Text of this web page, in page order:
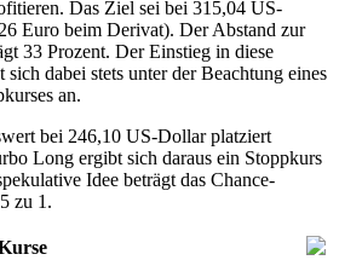
Das Ziel sei bei 315,04 US-
Euro beim Derivat). Der Abstand zur
33 Prozent. Der Einstieg in diese
dabei stets unter der Beachtung eines
an.
bei 246,10 US-Dollar platziert
Long ergibt sich daraus ein Stoppkurs
Idee beträgt das Chance-
zu 1.